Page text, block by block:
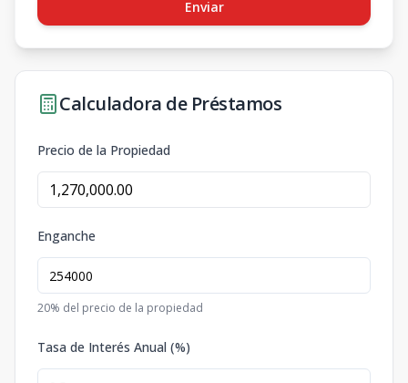
Enviar
Calculadora de Préstamos
Precio de la Propiedad
Enganche
20% del precio de la propiedad
Tasa de Interés Anual (%)